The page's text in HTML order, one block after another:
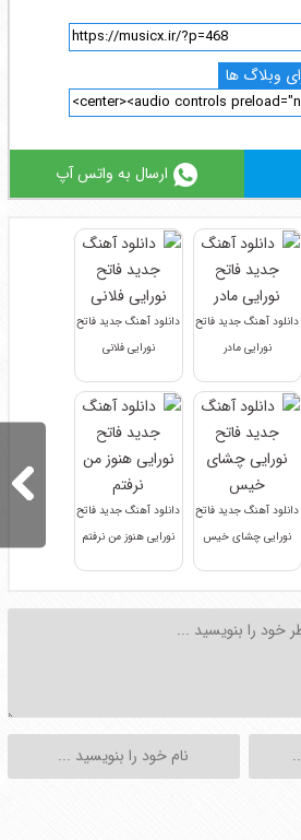
وبلاگ ها
ارسال به واتس آپ
دانلود آهنگ جدید فاتح
نورایی مادر
دانلود آهنگ جدید فاتح
نورایی فلانی
دانلود آهنگ جدید فاتح
نورایی چشای خیس
دانلود آهنگ جدید فاتح
نورایی هنوز من نرفتم